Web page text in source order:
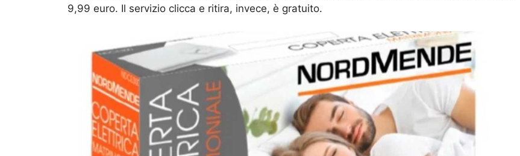
9,99 euro. Il servizio clicca e ritira, invece, è gratuito.